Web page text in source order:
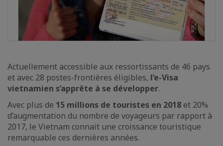
Actuellement accessible aux ressortissants de 46 pays
et avec 28 postes-frontières éligibles, l’e-Visa
vietnamien s’apprête à se développer.
Avec plus de 15 millions de touristes en 2018 et 20%
d’augmentation du nombre de voyageurs par rapport à
2017, le Vietnam connait une croissance touristique
remarquable ces dernières années.